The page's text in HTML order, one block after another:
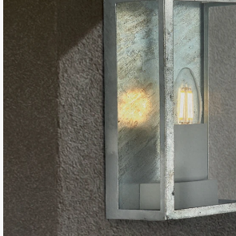
de
afbeeldingen-
gallerij